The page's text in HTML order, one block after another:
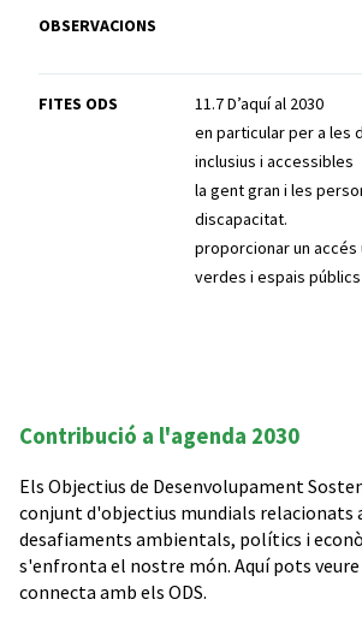
OBSERVACIONS
FITES ODS
11.7 D’aquí al 2030
en particular per a les
inclusius i accessibles
la gent gran i les
discapacitat.
proporcionar un accés
verdes i espais
Contribució a l'agenda 2030
Els Objectius de Desenvolupament
conjunt d'objectius mundials relacionats
desafiaments ambientals, polítics i
s'enfronta el nostre món. Aquí pots
connecta amb els ODS.